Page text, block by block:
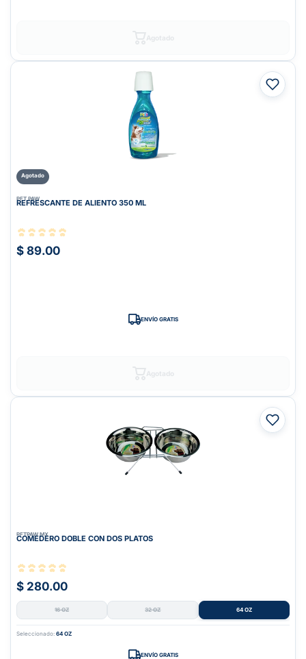
Agotado
PET PAW
REFRESCANTE DE ALIENTO 350 ML
$ 89.00
ENVÍO GRATIS
PETPAW.MX
COMEDERO DOBLE CON DOS PLATOS
$ 280.00
16 OZ 32 OZ 64 OZ
Seleccionado: 64 OZ
ENVÍO GRATIS